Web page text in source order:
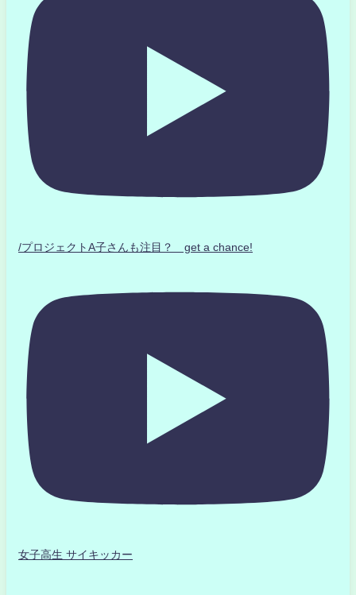
/プロジェクトA子さんも注目？ get a chance!
女子高生 サイキッカー